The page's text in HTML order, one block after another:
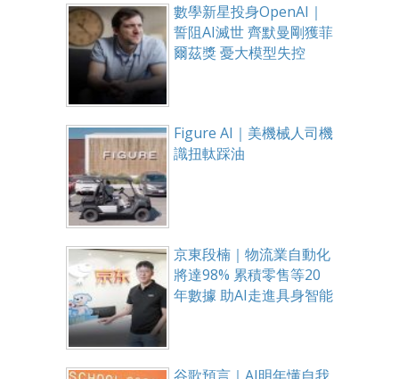
數學新星投身OpenAI｜
誓阻AI滅世 齊默曼剛獲菲
爾茲獎 憂大模型失控
Figure AI｜美機械人司機
識扭軚踩油
京東段楠｜物流業自動化
將達98% 累積零售等20
年數據 助AI走進具身智能